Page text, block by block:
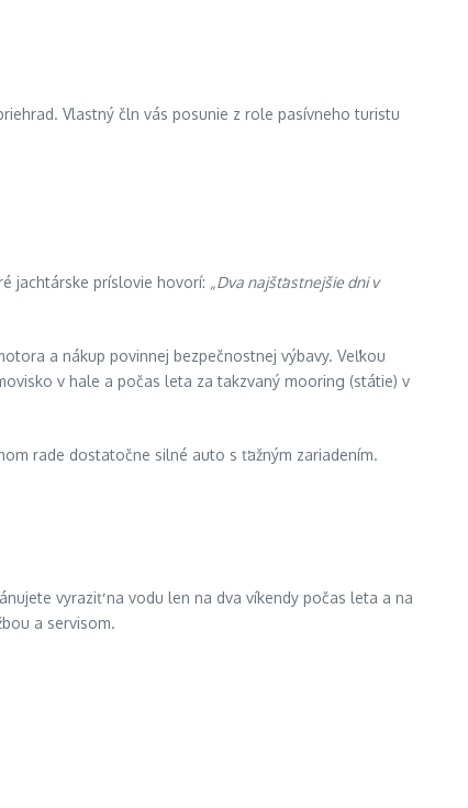
Vlastný čln vás posunie z role pasívneho turistu
jachtárske príslovie hovorí: „Dva najšťastnejšie dni v
a nákup povinnej bezpečnostnej výbavy. Veľkou
v hale a počas leta za takzvaný mooring (státie) v
rade dostatočne silné auto s ťažným zariadením.
vyraziť na vodu len na dva víkendy počas leta a na
a servisom.